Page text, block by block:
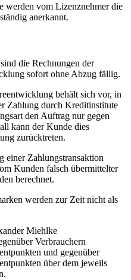
werden vom Lizenznehmer die
anerkannt.
die Rechnungen der
sofort ohne Abzug fällig.
behält sich vor, in
Zahlung durch Kreditinstitute
den Auftrag nur gegen
kann der Kunde dies
zurücktreten.
einer Zahlungstransaktion
Kunden falsch übermittelter
berechnet.
werden zur Zeit nicht als
Miehlke
Verbrauchern
und gegenüber
über dem jeweils